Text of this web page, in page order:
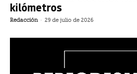
kilómetros
Redacción - 29 de julio de 2026